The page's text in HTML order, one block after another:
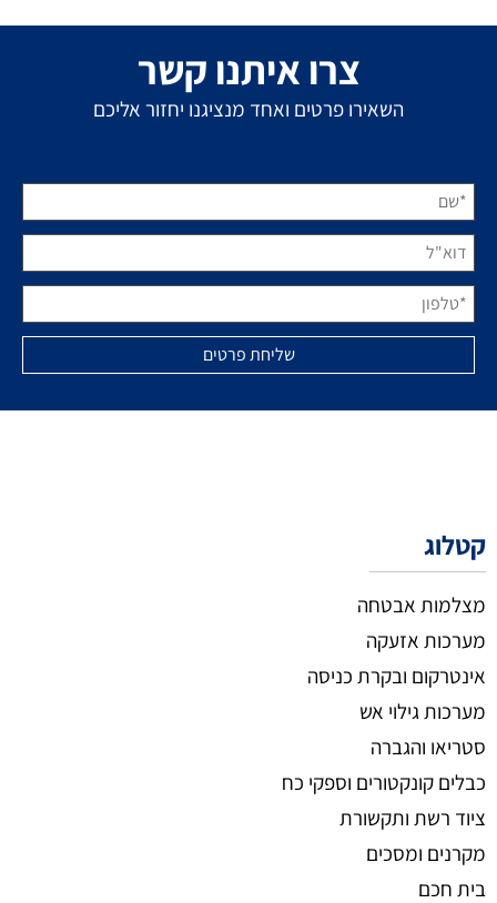
צרו איתנו קשר
השאירו פרטים ואחד מנציגנו יחזור אליכם
קטלוג
מצלמות אבטחה
מערכות אזעקה
אינטרקום ובקרת כניסה
מערכות גילוי אש
סטריאו והגברה
כבלים קונקטורים וספקי כח
ציוד רשת ותקשורת
מקרנים ומסכים
בית חכם